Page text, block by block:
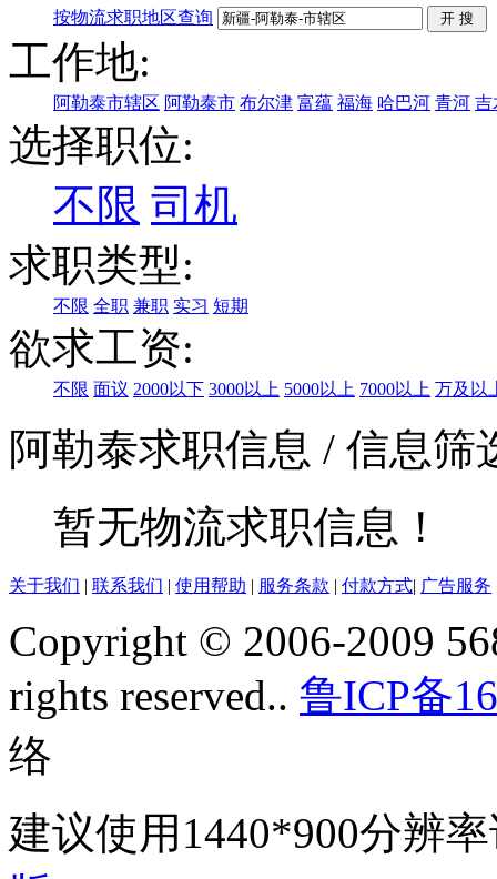
按物流求职地区查询
工作地:
阿勒泰市辖区 阿勒泰市 布尔津 富蕴 福海 哈巴河 青河 吉
选择职位:
不限 司机
求职类型:
不限 全职 兼职 实习 短期
欲求工资:
不限 面议 2000以下 3000以上 5000以上 7000以上 万及以
阿勒泰求职信息 / 信息筛
暂无物流求职信息！
关于我们 | 联系我们 | 使用帮助 | 服务条款 | 付款方式| 广告服务
Copyright © 2006-2009
rights reserved.. 鲁ICP备
络
建议使用1440*900分辨